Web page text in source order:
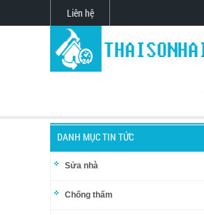
Liên hệ
DANH MỤC TIN TỨC
Sửa nhà
Chống thấm